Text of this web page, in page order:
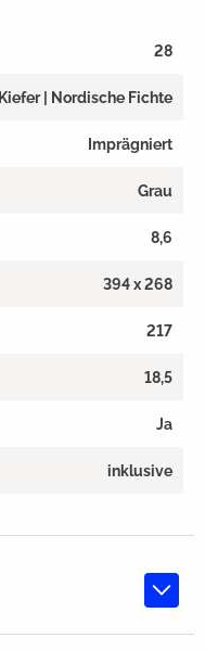
28
Kiefer | Nordische Fichte
Imprägniert
Grau
8,6
394 x 268
217
18,5
Ja
inklusive